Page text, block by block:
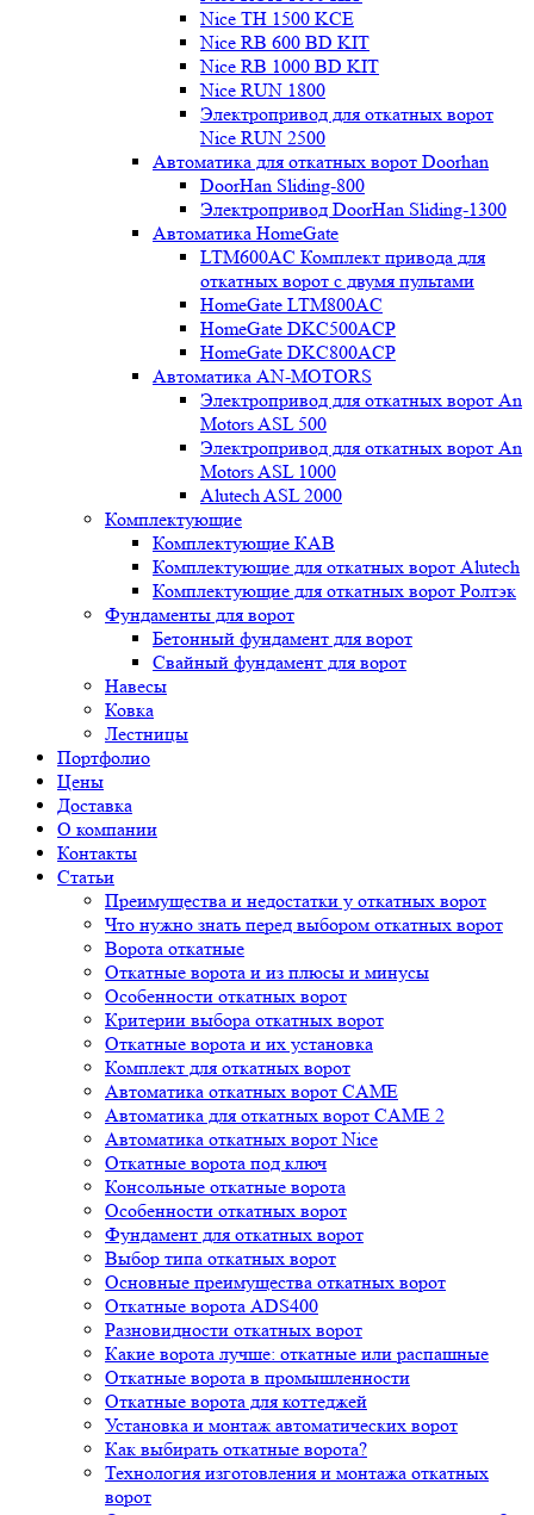
Nice TH 1500 KCE
Nice RB 600 BD KIT
Nice RB 1000 BD KIT
Nice RUN 1800
Электропривод для откатных ворот
Nice RUN 2500
Автоматика для откатных ворот Doorhan
DoorHan Sliding-800
Электропривод DoorHan Sliding-1300
Автоматика HomeGate
LTM600AC Комплект привода для
откатных ворот с двумя пультами
HomeGate LTM800AC
HomeGate DKC500ACP
HomeGate DKC800ACP
Автоматика AN-MOTORS
Электропривод для откатных ворот An
Motors ASL 500
Электропривод для откатных ворот An
Motors ASL 1000
Alutech ASL 2000
Комплектующие
Комплектующие КАВ
Комплектующие для откатных ворот Alutech
Комплектующие для откатных ворот Ролтэк
Фундаменты для ворот
Бетонный фундамент для ворот
Свайный фундамент для ворот
Навесы
Ковка
Лестницы
Портфолио
Цены
Доставка
О компании
Контакты
Статьи
Преимущества и недостатки у откатных ворот
Что нужно знать перед выбором откатных ворот
Ворота откатные
Откатные ворота и из плюсы и минусы
Особенности откатных ворот
Критерии выбора откатных ворот
Откатные ворота и их установка
Комплект для откатных ворот
Автоматика откатных ворот CAME
Автоматика для откатных ворот CAME 2
Автоматика откатных ворот Nice
Откатные ворота под ключ
Консольные откатные ворота
Особенности откатных ворот
Фундамент для откатных ворот
Выбор типа откатных ворот
Основные преимущества откатных ворот
Откатные ворота ADS400
Разновидности откатных ворот
Какие ворота лучше: откатные или распашные
Откатные ворота в промышленности
Откатные ворота для коттеджей
Установка и монтаж автоматических ворот
Как выбирать откатные ворота?
Технология изготовления и монтажа откатных
ворот